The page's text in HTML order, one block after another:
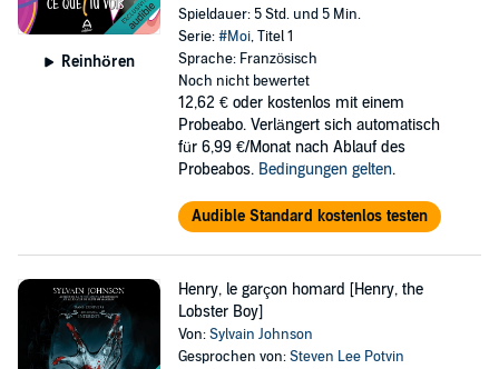
Reinhören
Spieldauer: 5 Std. und 5 Min.
Serie:#Moi, Titel 1
Sprache: Französisch
Noch nicht bewertet
12,62 € oder kostenlos mit einem
Probeabo. Verlängert sich automatisch
für 6,99 €/Monat nach Ablauf des
Probeabos. Bedingungen gelten.
Audible Standard kostenlos testen
Henry, le garçon homard [Henry, the
Lobster Boy]
Von:Sylvain Johnson
Gesprochen von:Steven Lee Potvin